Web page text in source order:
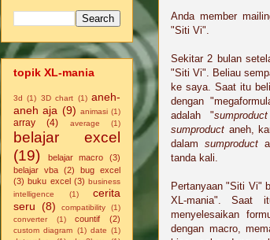
Anda member
"Siti Vi".
Sekitar 2 bulan
"Siti Vi". Beliau
ke saya. Saat itu
dengan
adalah "
sumproduct aneh,
dalam sumproduct
tanda kali.
Pertanyaan "Siti Vi"
XL-mania". Saat
menyelesaikan
dengan macro,
topik XL-mania
3d (1) 3D chart (1) aneh-
aneh aja (9) animasi (1)
array (4) average (1)
belajar excel
(19)
belajar macro
(3)
belajar vba (2)
bug excel
(3) buku excel (3) business
intelligence
(1)
cerita
seru (8) compatibility
(1)
converter
(1) countif (2)
custom diagram (1) date (1)